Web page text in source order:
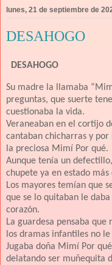
lunes, 21 de septiembre de
DESAHOGO
DESAHOGO
Su madre la llamaba
preguntas, que suerte
cuestionaba la vida.
Veraneaban en el cortijo
cantaban chicharras y por
la preciosa Mimí Por qué.
Aunque tenía un
chupete ya en estado
Los mayores temían que
que se lo quitaban le
corazón.
La guardesa pensaba
los dramas infantiles no
Jugaba doña Mimí Por
delatando ser muñequita